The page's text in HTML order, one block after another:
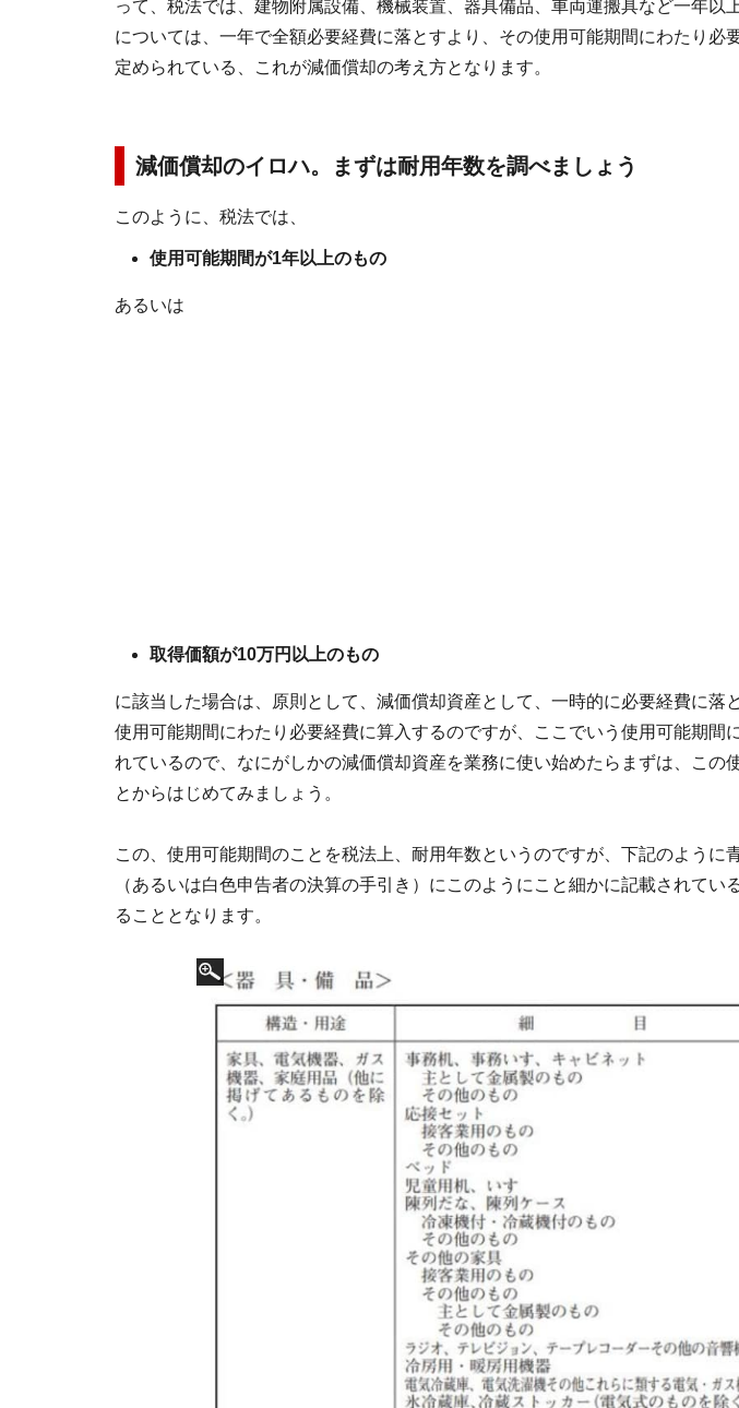
って、税法では、建物附属設備、機械装置、器具備品、車両運搬具など一年以
については、一年で全額必要経費に落とすより、その使用可能期間にわたり必
定められている、これが減価償却の考え方となります。
減価償却のイロハ。まずは耐用年数を調べましょう
このように、税法では、
使用可能期間が1年以上のもの
あるいは
取得価額が10万円以上のもの
に該当した場合は、原則として、減価償却資産として、一時的に必要経費に落
使用可能期間にわたり必要経費に算入するのですが、ここでいう使用可能期間
れているので、なにがしかの減価償却資産を業務に使い始めたらまずは、この
とからはじめてみましょう。
この、使用可能期間のことを税法上、耐用年数というのですが、下記のように
（あるいは白色申告者の決算の手引き）にこのようにこと細かに記載されてい
ることとなります。